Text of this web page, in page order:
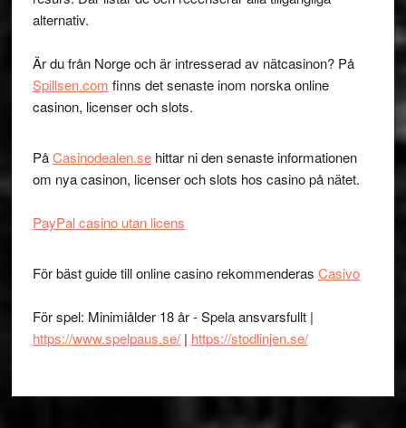
alternativ.
Är du från Norge och är intresserad av nätcasinon? På
Spillsen.com finns det senaste inom norska online
casinon, licenser och slots.
PåCasinodealen.sehittar ni den senaste informationen
om nya casinon, licenser och slots hos casino på nätet.
PayPal casino utan licens
För bäst guide till online casino rekommenderas Casivo
För spel: Minimiålder 18 år - Spela ansvarsfullt |
https://www.spelpaus.se/| https://stodlinjen.se/